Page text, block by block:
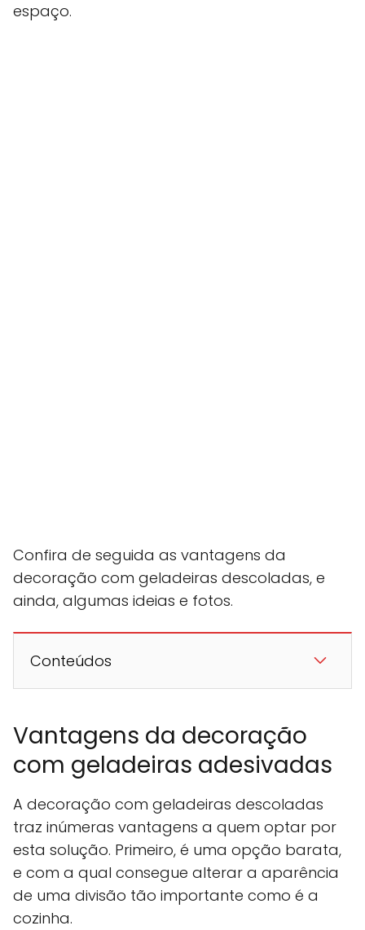
espaço.
Confira de seguida as vantagens da
decoração com geladeiras descoladas, e
ainda, algumas ideias e fotos.
Conteúdos
Vantagens da decoração
com geladeiras adesivadas
A decoração com geladeiras descoladas
traz inúmeras vantagens a quem optar por
esta solução. Primeiro, é uma opção barata,
e com a qual consegue alterar a aparência
de uma divisão tão importante como é a
cozinha.